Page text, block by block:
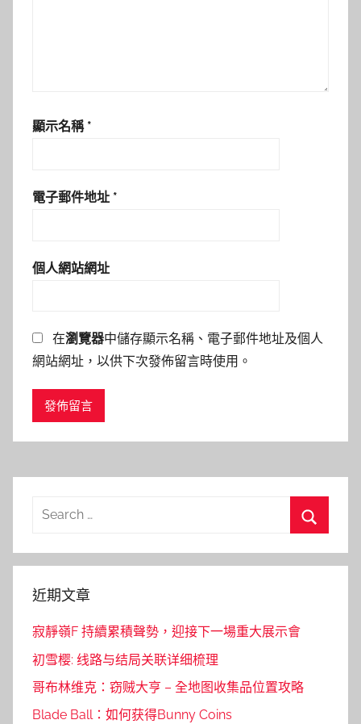
顯示名稱 *
電子郵件地址 *
個人網站網址
在瀏覽器中儲存顯示名稱、電子郵件地址及個人
網站網址，以供下次發佈留言時使用。
Search
近期文章
寂靜嶺F 持續累積聲勢，迎接下一場重大展示會
初雪樱: 线路与结局关联详细梳理
哥布林维克：窃贼大亨 – 全地图收集品位置攻略
Blade Ball：如何获得Bunny Coins